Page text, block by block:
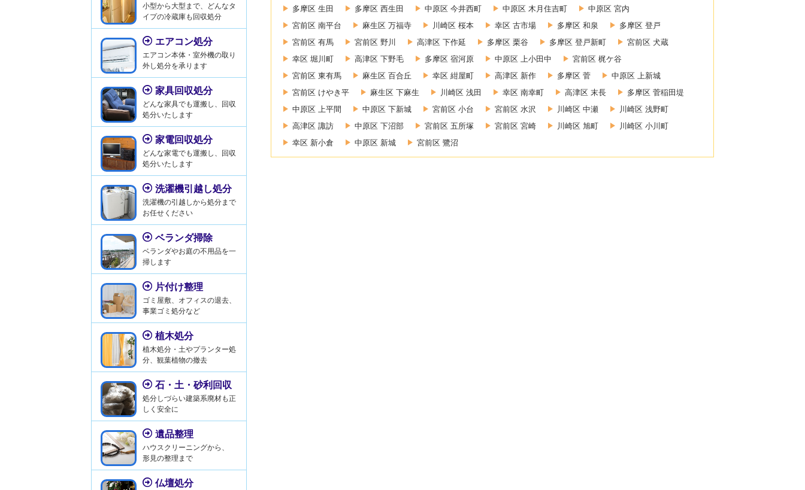
多摩区 生田
多摩区 西生田 中原区 今井西町 中原区 木月住吉町
中原区 宮内
宮前区 南平台
麻生区 万福寺 川崎区 桜本 幸区 古市場 多摩区 和泉
多摩区 登戸
宮前区 有馬
宮前区 野川 高津区 下作延 多摩区 栗谷 多摩区 登戸新町
宮前区 犬蔵
幸区 堀川町
高津区 下野毛 多摩区 宿河原 中原区 上小田中
宮前区 梶ケ谷
宮前区 東有馬
麻生区 百合丘 幸区 紺屋町 高津区 新作 多摩区 菅
中原区 上新城
宮前区 けやき平
麻生区 下麻生 川崎区 浅田 幸区 南幸町 高津区 末長
多摩区 菅稲田堤
中原区 上平間
中原区 下新城 宮前区 小台 宮前区 水沢 川崎区 中瀬
川崎区 浅野町
高津区 諏訪
中原区 下沼部 宮前区 五所塚 宮前区 宮崎 川崎区 旭町
川崎区 小川町
幸区 新小倉
中原区 新城 宮前区 鷺沼
小型から大型まで、どんなタ
イプの冷蔵庫も回収処分
エアコン処分
エアコン本体・室外機の取り
外し処分を承ります
家具回収処分
どんな家具でも運搬し、回収
処分いたします
家電回収処分
どんな家電でも運搬し、回収
処分いたします
洗濯機引越し処分
洗濯機の引越しから処分まで
お任せください
ベランダ掃除
ベランダやお庭の不用品を一
掃します
片付け整理
ゴミ屋敷、オフィスの退去、
事業ゴミ処分など
植木処分
植木処分・土やプランター処
分、観葉植物の撤去
石・土・砂利回収
処分しづらい建築系廃材も正
しく安全に
遺品整理
ハウスクリーニングから、
形見の整理まで
仏壇処分